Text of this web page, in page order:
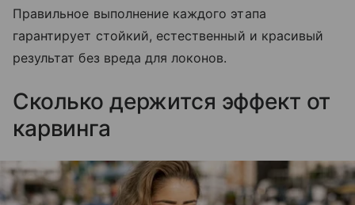
Правильное выполнение каждого этапа
гарантирует стойкий, естественный и красивый
результат без вреда для локонов.
Сколько держится эффект от
карвинга